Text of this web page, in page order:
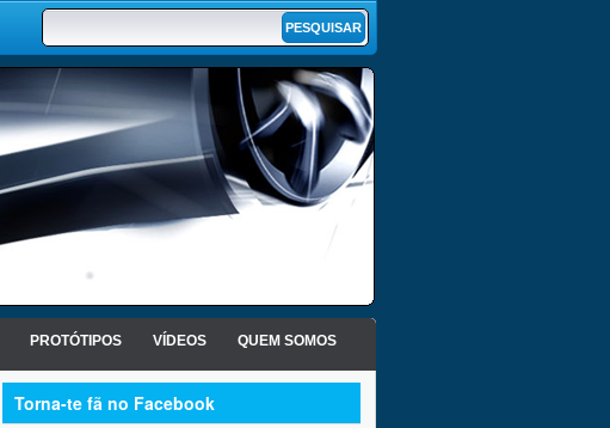
PROTÓTIPOS VÍDEOS QUEM SOMOS
Torna-te fã no Facebook